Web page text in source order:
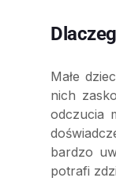
Małe
nich
odczucia
bardzo
potrafi